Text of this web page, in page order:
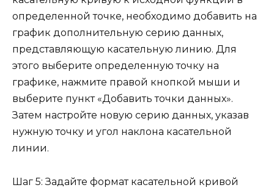
определенной точке, необходимо добавить на
график дополнительную серию данных,
представляющую касательную линию. Для
этого выберите определенную точку на
графике, нажмите правой кнопкой мыши и
выберите пункт «Добавить точки данных».
Затем настройте новую серию данных, указав
нужную точку и угол наклона касательной
линии.
Шаг 5: Задайте формат касательной кривой